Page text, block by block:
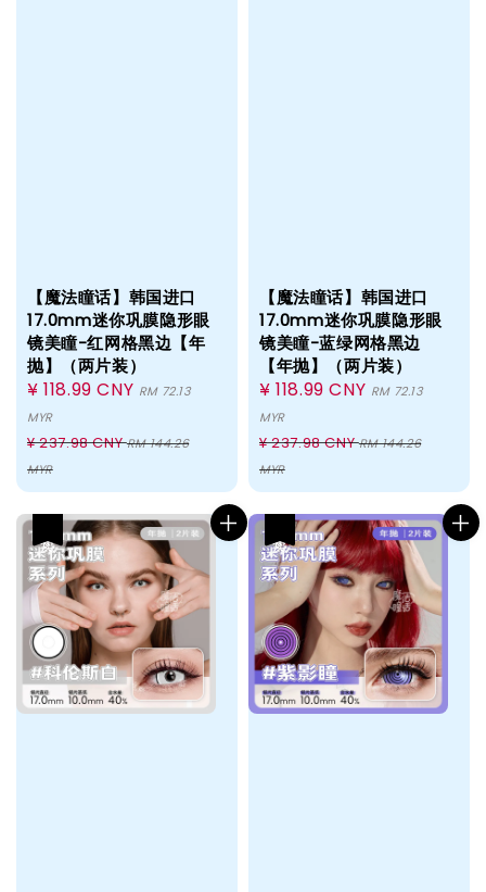
【魔法瞳话】韩国进口
17.0mm迷你巩膜隐形眼
镜美瞳-红网格黑边【年
抛】（两片装）
Sale
price
¥ 118.99 CNY RM 72.13
MYR
Regular
price
¥ 237.98 CNYRM 144.26
MYR
【魔法瞳话】韩国进口
17.0mm迷你巩膜隐形眼
镜美瞳-蓝绿网格黑边
【年抛】（两片装）
Sale
price
¥ 118.99 CNY RM 72.13
MYR
Regular
price
¥ 237.98 CNYRM 144.26
MYR